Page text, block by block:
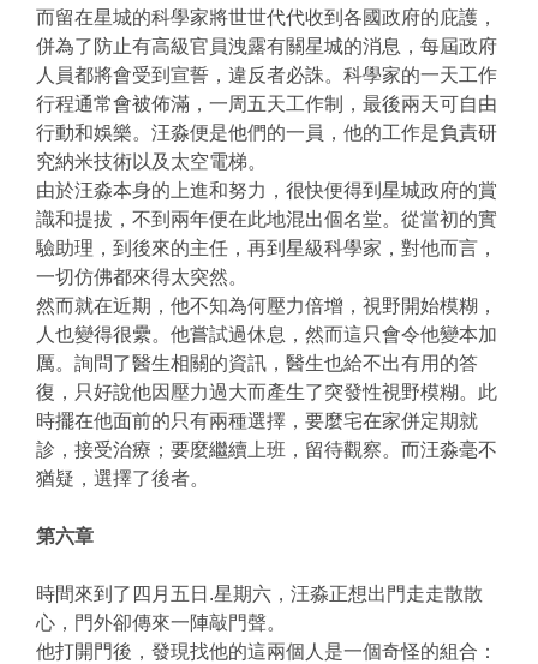
而留在星城的科學家將世世代代收到各國政府的庇護，
併為了防止有高級官員洩露有關星城的消息，每屆政府
人員都將會受到宣誓，違反者必誅。科學家的一天工作
行程通常會被佈滿，一周五天工作制，最後兩天可自由
行動和娛樂。汪淼便是他們的一員，他的工作是負責研
究納米技術以及太空電梯。
由於汪淼本身的上進和努力，很快便得到星城政府的賞
識和提拔，不到兩年便在此地混出個名堂。從當初的實
驗助理，到後來的主任，再到星級科學家，對他而言，
一切仿佛都來得太突然。
然而就在近期，他不知為何壓力倍增，視野開始模糊，
人也變得很纍。他嘗試過休息，然而這只會令他變本加
厲。詢問了醫生相關的資訊，醫生也給不出有用的答
復，只好說他因壓力過大而產生了突發性視野模糊。此
時擺在他面前的只有兩種選擇，要麼宅在家併定期就
診，接受治療；要麼繼續上班，留待觀察。而汪淼毫不
猶疑，選擇了後者。
第六章
時間來到了四月五日.星期六，汪淼正想出門走走散散
心，門外卻傳來一陣敲門聲。
他打開門後，發現找他的這兩個人是一個奇怪的組合：